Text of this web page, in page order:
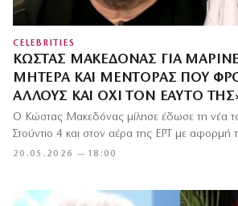
CELEBRITIES
ΚΏΣΤΑΣ ΜΑΚΕΔΌΝΑΣ ΓΙΑ
ΜΗΤΈΡΑ ΚΑΙ ΜΈΝΤΟΡΑΣ ΠΟΥ
ΆΛΛΟΥΣ ΚΑΙ ΌΧΙ ΤΟΝ ΕΑΥΤΌ
20.05.2026 — 18:00
Ο Κώστας Μακεδόνας μίλησε έδωσε τη νέα
Στούντιο 4 και στον αέρα της ΕΡΤ με αφορμή